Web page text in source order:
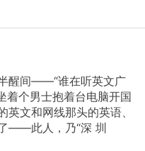
醒间——“谁在听英文广
个男士抱着台电脑开国
文和网线那头的英语、
——此人，乃“深 圳